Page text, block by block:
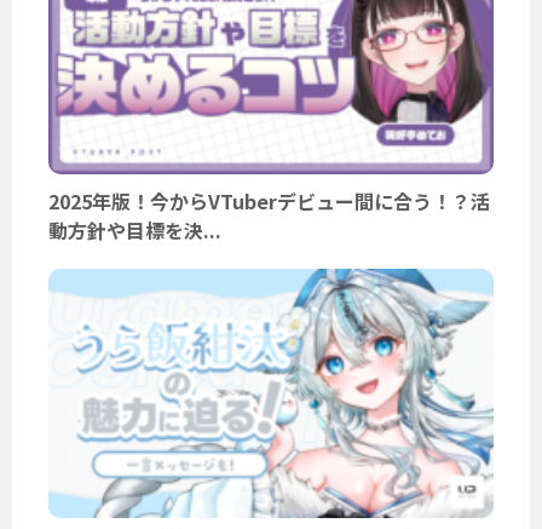
2025年版！今からVTuberデビュー間に合う！？活
動方針や目標を決...